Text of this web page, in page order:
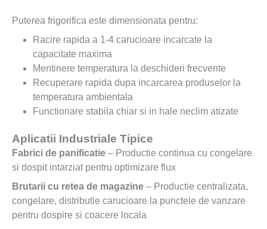
Puterea frigorifica este dimensionata pentru:
Racire rapida a 1-4 carucioare incarcate la
capacitate maxima
Mentinere temperatura la deschideri frecvente
Recuperare rapida dupa incarcarea produselor la
temperatura ambientala
Functionare stabila chiar si in hale neclim atizate
Aplicatii Industriale Tipice
Fabrici de panificatie – Productie continua cu congelare
si dospit intarziat pentru optimizare flux
Brutarii cu retea de magazine – Productie centralizata,
congelare, distributie carucioare la punctele de vanzare
pentru dospire si coacere locala